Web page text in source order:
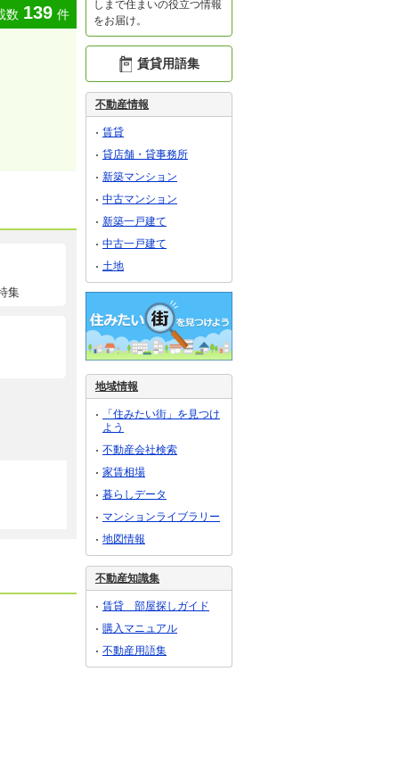
数 139 件
集
しまで住まいの役立つ情報
をお届け。
賃貸用語集
不動産情報
賃貸
貸店舗・貸事務所
新築マンション
中古マンション
新築一戸建て
中古一戸建て
土地
地域情報
「住みたい街」を見つけ
よう
不動産会社検索
家賃相場
暮らしデータ
マンションライブラリー
地図情報
不動産知識集
賃貸 部屋探しガイド
購入マニュアル
不動産用語集